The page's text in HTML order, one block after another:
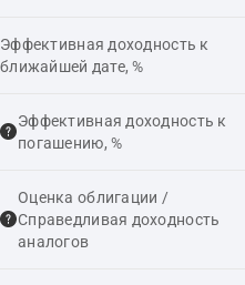
Эффективная доходность к
ближайшей дате, %
Эффективная доходность к
погашению, %
Оценка облигации /
Справедливая доходность
аналогов